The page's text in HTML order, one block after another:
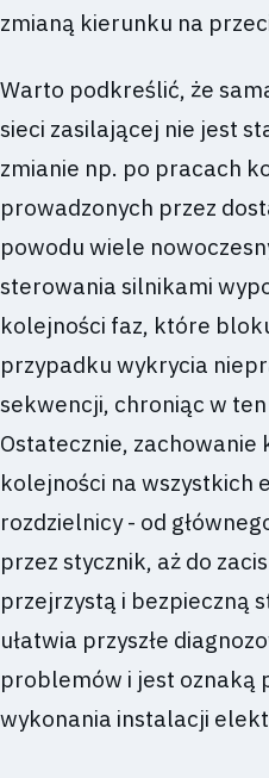
zmianą kierunku na
Warto podkreślić, że
sieci zasilającej nie jest
zmianie np. po pracach
prowadzonych przez
powodu wiele
sterowania silnikami
kolejności faz, które
przypadku wykrycia
sekwencji, chroniąc w
Ostatecznie,
kolejności na wszystkich
rozdzielnicy - od
przez stycznik, aż do
przejrzystą i bezpieczną
ułatwia przyszłe
problemów i jest oznaką
wykonania instalacji